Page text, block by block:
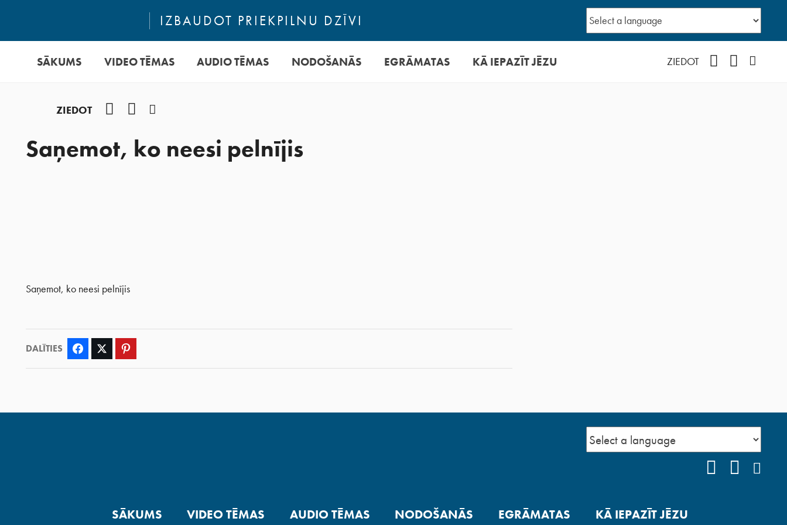
IZBAUDOT PRIEKPILNU DZĪVI
SĀKUMS VIDEO TĒMAS AUDIO TĒMAS NODOŠANĀS EGRĀMATAS KĀ IEPAZĪT JĒZU ZIEDOT FacebookYouTube
ZIEDOT FacebookYouTube
Saņemot, ko neesi pelnījis
Saņemot, ko neesi pelnījis
DALĪTIES Facebook Twitter
FACEBOOK
SĀKUMS VIDEO TĒMAS AUDIO TĒMAS NODOŠANĀS EGRĀMATAS KĀ IEPAZĪT JĒZU